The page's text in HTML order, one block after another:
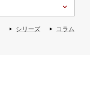
シリーズ コラム